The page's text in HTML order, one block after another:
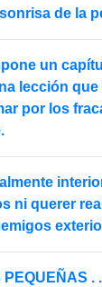
de la
un
lección
por los
ni querer
.